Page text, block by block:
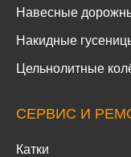
Навесные
Накидные
Цельнолитные
СЕРВИС И
Катки